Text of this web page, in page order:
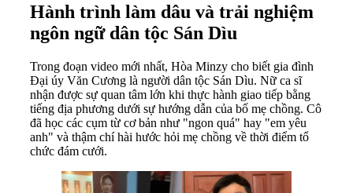
Hành trình làm dâu và trải nghiệm
ngôn ngữ dân tộc Sán Dìu
Trong đoạn video mới nhất, Hòa Minzy cho biết gia đình
Đại úy Văn Cương là người dân tộc Sán Dìu. Nữ ca sĩ
nhận được sự quan tâm lớn khi thực hành giao tiếp bằng
tiếng địa phương dưới sự hướng dẫn của bố mẹ chồng. Cô
đã học các cụm từ cơ bản như "ngon quá" hay "em yêu
anh" và thậm chí hài hước hỏi mẹ chồng về thời điểm tổ
chức đám cưới.